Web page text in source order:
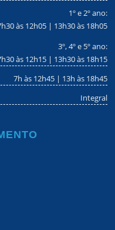
1º e 2º ano:
às 12h05 | 13h30 às 18h05
3º, 4º e 5º ano:
às 12h15 | 13h30 às 18h15
7h às 12h45 | 13h às 18h45
Integral